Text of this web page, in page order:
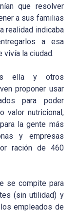
que resolver
a sus familias
realidad indicaba
a esa
vivía la ciudad.
ella y otros
proponer usar
para poder
valor nutricional,
la gente más
y empresas
ración de 460
se compite para
(sin utilidad) y
empleados de